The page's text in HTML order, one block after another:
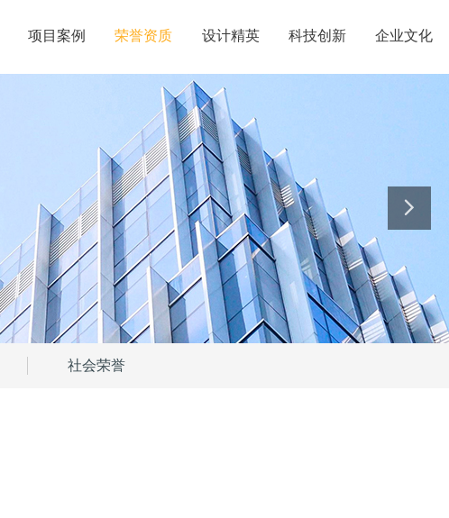
项目案例 荣誉资质 设计精英 科技创新 企业文化
社会荣誉